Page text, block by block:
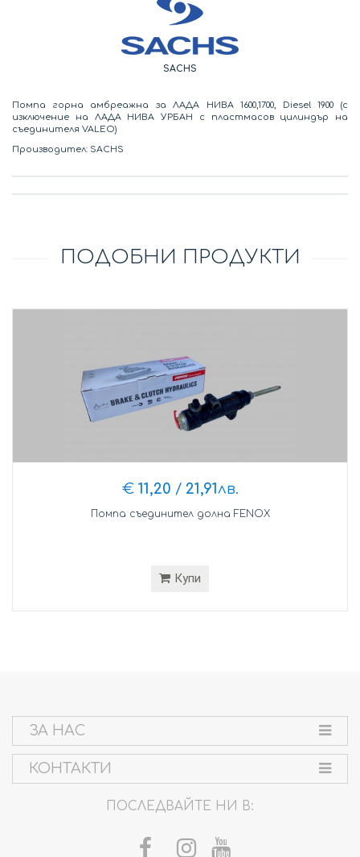
SACHS
Помпа горна амбреажна за ЛАДА НИВА 1600,1700, Diesel 1900 (с
изключение на ЛАДА НИВА УРБАН с пластмасов цилиндър на
съединителя VALEO)
Производител: SACHS
ПОДОБНИ ПРОДУКТИ
€ 11,20 / 21,91лв.
Помпа съединител долна FENOX
Купи
ЗА НАС
КОНТАКТИ
ПОСЛЕДВАЙТЕ НИ В: